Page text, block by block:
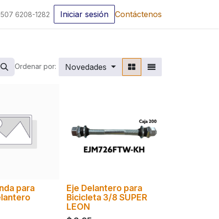
6208-1282 Iniciar sesión Contáctenos
Ordenar por: Novedades
para
Eje Delantero para
Bicicleta 3/8 SUPER
LEON